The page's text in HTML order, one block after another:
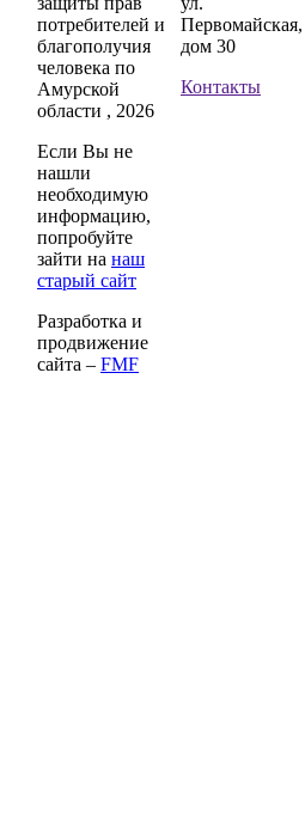
потребителей и
благополучия
человека по
Амурской
области , 2026
Если Вы не
нашли
необходимую
информацию,
попробуйте
зайти на наш
старый сайт
Разработка и
продвижение
сайта – FMF
Первомайская,
дом 30
Контакты